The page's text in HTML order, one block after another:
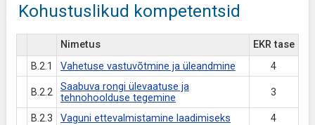
Kohustuslikud kompetentsid
Nimetus
EKR tase
B.2.1
Vahetuse vastuvõtmine ja üleandmine 4
B.2.2
Saabuva rongi ülevaatuse ja
tehnohoolduse tegemine
3
B.2.3 Vaguni ettevalmistamine laadimiseks 4